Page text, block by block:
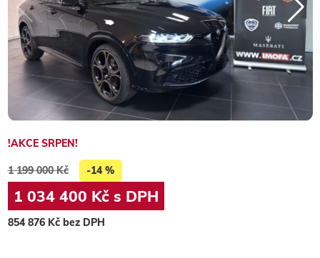
!AKCE SRPEN!
1 199 000 Kč -14 %
1 034 400 Kč s DPH
854 876 Kč bez DPH